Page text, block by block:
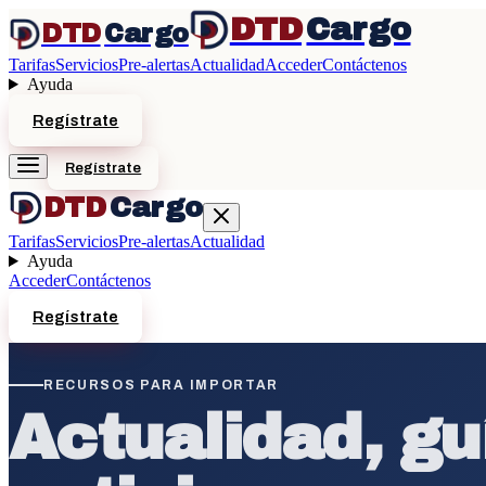
DTDCargo DTDCargo
TarifasServiciosPre-alertasActualidadAccederContáctenos
Ayuda
Regístrate
Regístrate
DTDCargo
TarifasServiciosPre-alertasActualidad
Ayuda
AccederContáctenos
Regístrate
RECURSOS PARA IMPORTAR
Actualidad,